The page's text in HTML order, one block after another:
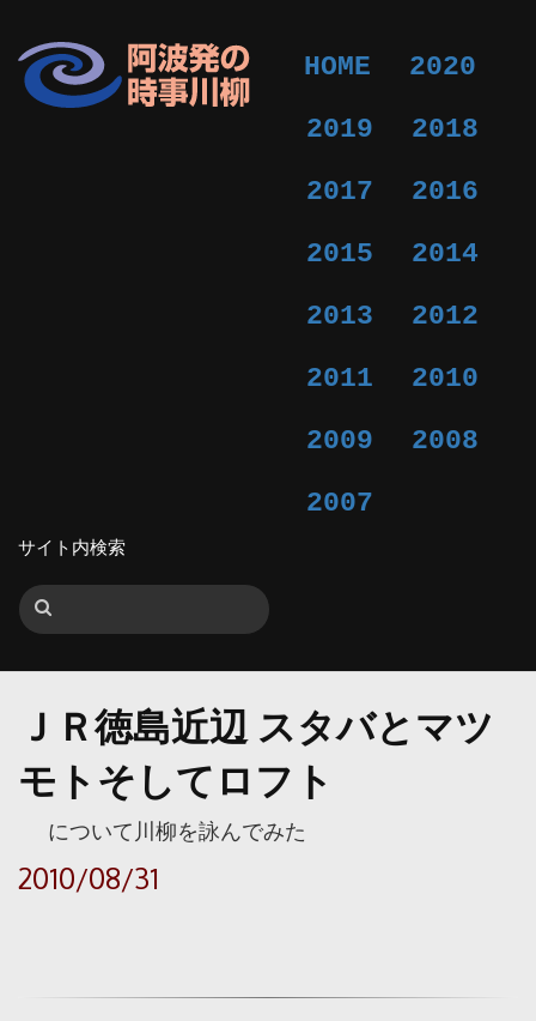
HOME
2020
2019
2018
2017
2016
2015
2014
2013
2012
2011
2010
2009
2008
2007
サイト内検索
ＪＲ徳島近辺 スタバとマツ
モトそしてロフト
について川柳を詠んでみた
2010/08/31